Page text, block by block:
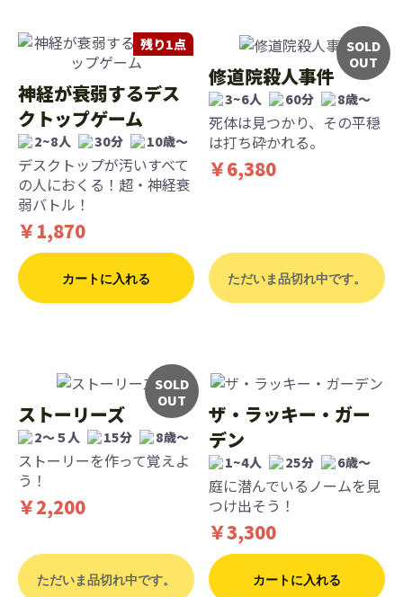
残り1点
神経が衰弱するデス
クトップゲーム
2~8人 30分 10歳〜
デスクトップが汚いすべて
の人におくる！超・神経衰
弱バトル！
￥1,870
カートに入れる
SOLD
OUT
修道院殺人事件
3~6人 60分 8歳〜
死体は見つかり、その平穏
は打ち砕かれる。
￥6,380
ただいま品切れ中です。
SOLD
OUT
ストーリーズ
2～５人 15分 8歳〜
ストーリーを作って覚えよ
う！
￥2,200
ただいま品切れ中です。
ザ・ラッキー・ガー
デン
1~4人 25分 6歳〜
庭に潜んでいるノームを見
つけ出そう！
￥3,300
カートに入れる